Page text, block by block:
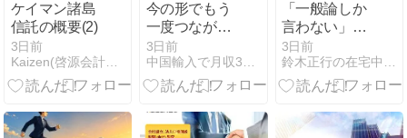
ケイマン諸島
信託の概要(2)
3日前
Kaizen(啓源会計事務所)
今の形でもう
一度つなが
る。NBC夏の
交流同窓会を
開催します
3日前
「一般論しか
言わない」と
クレームが来
た。
3日前